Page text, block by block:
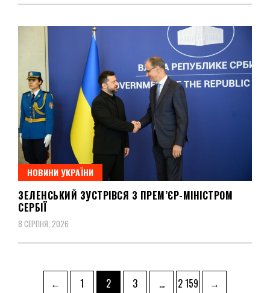
НОВИНИ УКРАЇНИ
ЗЕЛЕНСЬКИЙ ЗУСТРІВСЯ З ПРЕМ’ЄР-МІНІСТРОМ
СЕРБІЇ
8 СЕРПНЯ, 2026
Пагінація
← Page
1 Page
2 Page
3 … Page
2 159 →